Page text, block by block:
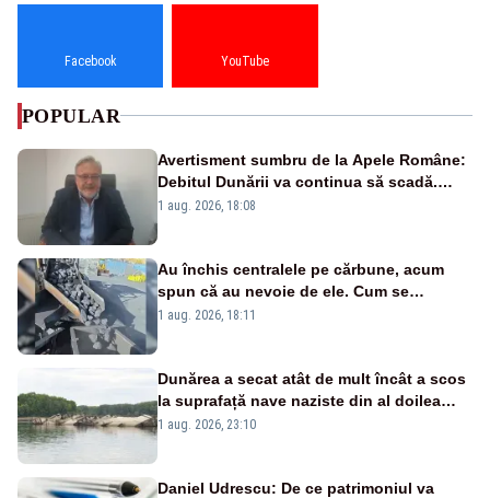
Facebook YouTube
POPULAR
Avertisment sumbru de la Apele Române:
Debitul Dunării va continua să scadă.
Cernavodă s-ar putea închide în 4 zile
1 aug. 2026, 18:08
Au închis centralele pe cărbune, acum
spun că au nevoie de ele. Cum se
pasează vina în plină criză energetică
1 aug. 2026, 18:11
Dunărea a secat atât de mult încât a scos
la suprafață nave naziste din al doilea
război mondial
1 aug. 2026, 23:10
Daniel Udrescu: De ce patrimoniul va